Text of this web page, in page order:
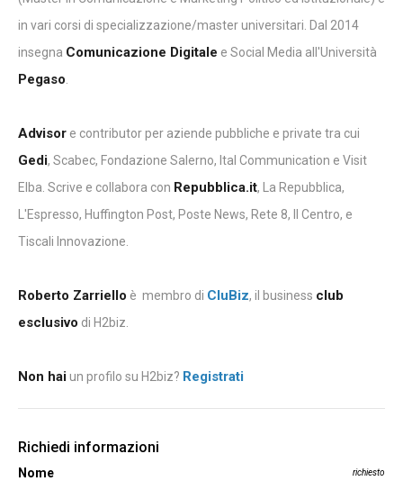
in vari corsi di specializzazione/master universitari. Dal 2014
insegna Comunicazione Digitale e Social Media all'Università
Pegaso
Advisor e contributor per aziende pubbliche e private tra cui
Gedi, Scabec, Fondazione Salerno, Ital Communication e Visit
Elba. Scrive e collabora con Repubblica.it, La Repubblica,
L'Espresso, Huffington Post, Poste News, Rete 8, Il Centro, e
Tiscali Innovazione.
Roberto Zarriello è membro di CluBiz, il business club
esclusivo di H2biz.
Non haiun profilo su H2biz? Registrati
Richiedi informazioni
Nome richiesto